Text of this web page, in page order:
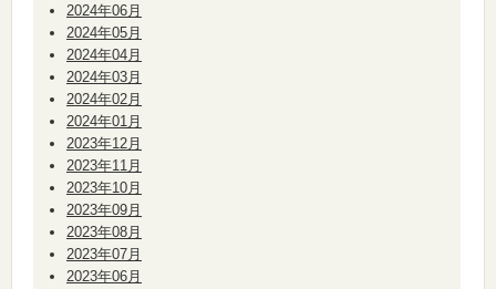
2024年06月
2024年05月
2024年04月
2024年03月
2024年02月
2024年01月
2023年12月
2023年11月
2023年10月
2023年09月
2023年08月
2023年07月
2023年06月